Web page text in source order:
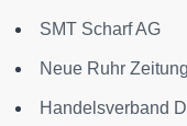
SMT Scharf AG
Neue Ruhr
Handelsverband